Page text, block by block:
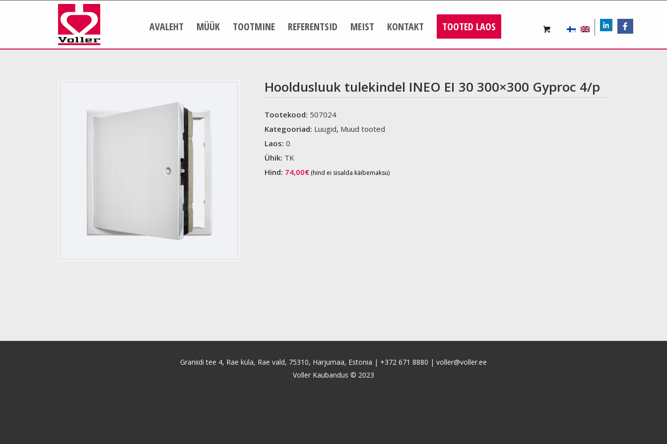
FB
LIn
AVALEHT MÜÜK TOOTMINE REFERENTSID MEIST KONTAKT TOOTED LAOS
Hooldusluuk tulekindel INEO EI 30 300×300 Gyproc 4/p
Tootekood: 507024
Kategooriad: Luugid, Muud tooted
Laos:0
Ühik: TK
Hind: 74,00€ (hind ei sisalda käibemaksu)
Graniidi tee 4, Rae küla, Rae vald, 75310, Harjumaa, Estonia | +372 671 8880 | voller@voller.ee
Voller Kaubandus © 2023